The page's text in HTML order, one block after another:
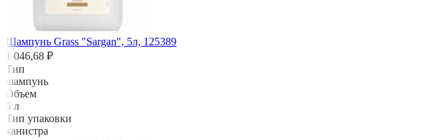
Шампунь Grass "Sargan", 5л, 125389
1 046,68 ₽
Тип
шампунь
Объем
5 л
Тип упаковки
канистра